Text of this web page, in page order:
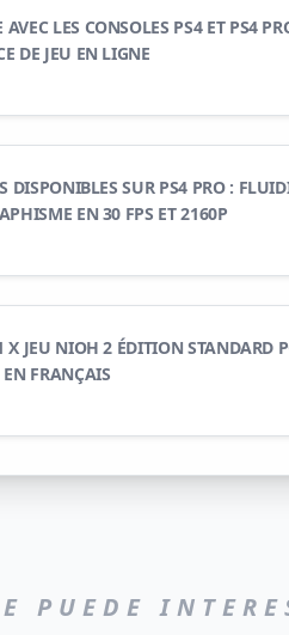
AVEC LES CONSOLES PS4 ET PS4
DE JEU EN LIGNE
DISPONIBLES SUR PS4 PRO :
EN 30 FPS ET 2160P
X JEU NIOH 2 ÉDITION STANDARD
FRANÇAIS
PUEDE